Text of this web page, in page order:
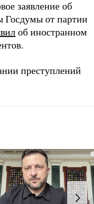
заявление об
Госдумы от партии
об иностранном
преступлений
i